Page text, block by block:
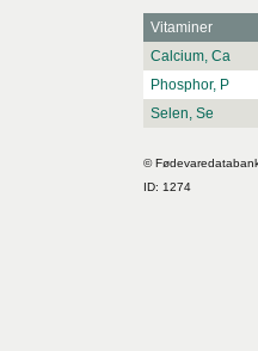
Vitaminer
Calcium, Ca
Phosphor, P
Selen, Se
©
ID: 1274